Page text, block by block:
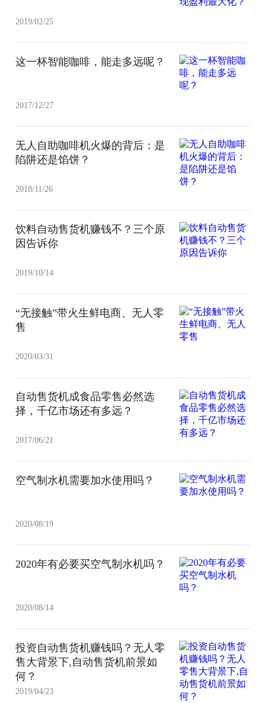
2019/02/25
这一杯智能咖啡，能走多远呢？
2017/12/27
无人自助咖啡机火爆的背后：是
陷阱还是馅饼？
2018/11/26
饮料自动售货机赚钱不？三个原
因告诉你
2019/10/14
“无接触”带火生鲜电商、无人零
售
2020/03/31
自动售货机成食品零售必然选
择，千亿市场还有多远？
2017/06/21
空气制水机需要加水使用吗？
2020/08/19
2020年有必要买空气制水机吗？
2020/08/14
投资自动售货机赚钱吗？无人零
售大背景下,自动售货机前景如
何？
2019/04/23